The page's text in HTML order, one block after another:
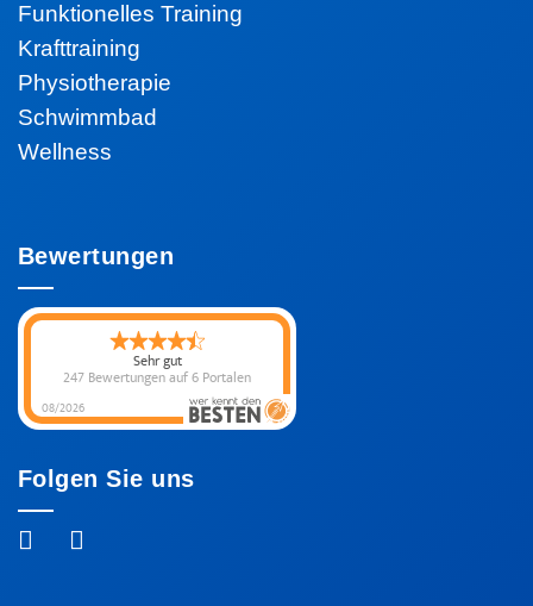
Funktionelles Training
Krafttraining
Physiotherapie
Schwimmbad
Wellness
Bewertungen
Sehr gut
247 Bewertungenauf 6 Portalen
08/2026
Folgen Sie uns